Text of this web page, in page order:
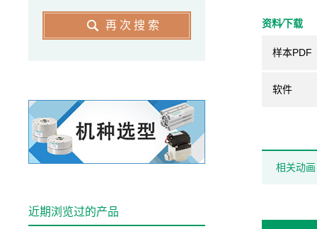
资料⁄下载
样本PDF
软件
相关动画
再次搜索
近期浏览过的产品